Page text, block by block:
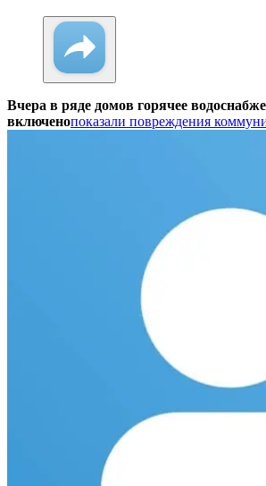
Вчера в ряде домов горячее
включенопоказали повреждения